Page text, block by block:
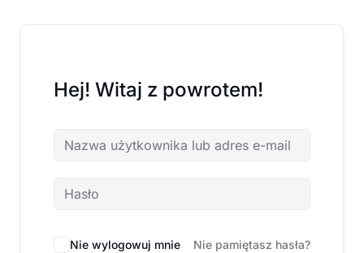
Hej! Witaj z powrotem!
Nie wylogowuj mnie Nie pamiętasz hasła?